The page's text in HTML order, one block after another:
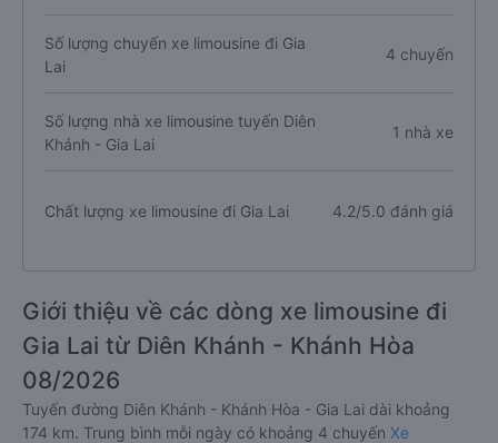
Số lượng chuyến xe limousine đi Gia
Lai
4 chuyến
Số lượng nhà xe limousine tuyến Diên
Khánh - Gia Lai
1 nhà xe
Chất lượng xe limousine đi Gia Lai 4.2/5.0 đánh giá
Giới thiệu về các dòng xe limousine đi
Gia Lai từ Diên Khánh - Khánh Hòa
08/2026
Tuyến đường Diên Khánh - Khánh Hòa - Gia Lai dài khoảng
174 km. Trung bình mỗi ngày có khoảng 4 chuyến Xe